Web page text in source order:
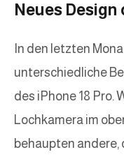
Neues Design
In den letzten
unterschiedliche
des iPhone 18 Pro.
Lochkamera im
behaupten andere,